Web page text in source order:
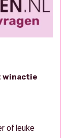
winactie
of leuke